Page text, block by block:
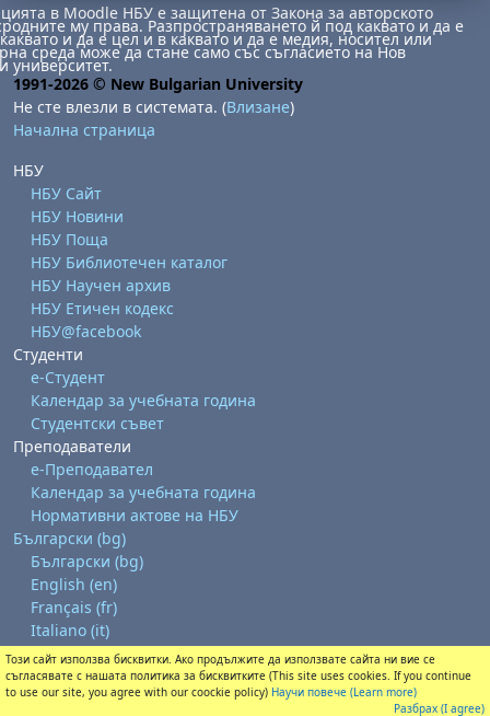
август
август
22 август
неделя, 23 август
август
август
29 август
неделя, 30 август
в Moodle НБУ е защитена от Закона за авторското
му права. Разпространяването й под каквато и да е
и да е цел и в каквато и да е медия, носител или
среда може да стане само със съгласието на Нов
университет.
1991-2026 © New Bulgarian University
Не сте влезли в системата. (Влизане)
Начална страница
НБУ
НБУ Сайт
НБУ Новини
НБУ Поща
НБУ Библиотечен каталог
НБУ Научен архив
НБУ Етичен кодекс
НБУ@facebook
Студенти
е-Студент
Календар за учебната година
Студентски съвет
Преподаватели
е-Преподавател
Календар за учебната година
Нормативни актове на НБУ
Български ‎(bg)‎
Български ‎(bg)‎
English ‎(en)‎
Français ‎(fr)‎
Italiano ‎(it)‎
Изтегляне на мобилно приложение
Преминете към стандартната тема
Този сайт използва бисквитки. Ако продължите да използвате сайта ни вие се
съгласявате с нашата политика за бисквитките (This site uses cookies. If you continue
to use our site, you agree with our coockie policy) Научи повече (Learn more)
Разбрах (I agree)